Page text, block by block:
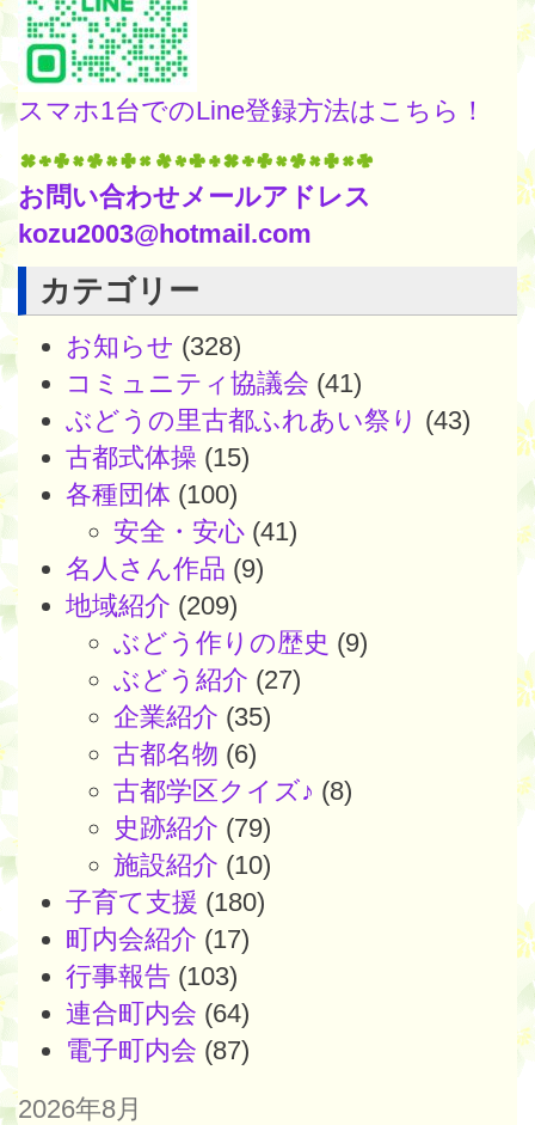
スマホ1台でのLine登録方法はこちら！
お問い合わせメールアドレス
kozu2003@hotmail.com
カテゴリー
お知らせ (328)
コミュニティ協議会 (41)
ぶどうの里古都ふれあい祭り (43)
古都式体操 (15)
各種団体 (100)
安全・安心 (41)
名人さん作品 (9)
地域紹介 (209)
ぶどう作りの歴史 (9)
ぶどう紹介 (27)
企業紹介 (35)
古都名物 (6)
古都学区クイズ♪ (8)
史跡紹介 (79)
施設紹介 (10)
子育て支援 (180)
町内会紹介 (17)
行事報告 (103)
連合町内会 (64)
電子町内会 (87)
2026年8月